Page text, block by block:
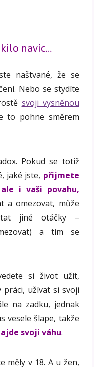
navíc…
naštvané, že se
Nebo se stydíte
svoji vysněnou
to pohne směrem
Pokud se totiž
jaké jste, přijmete
i vaši povahu,
a omezovat, může
jiné otáčky –
a tím se
si život užít,
užívat si svoji
na zadku, jednak
vesele šlape, takže
svoji váhu.
měly v 18. A u žen,